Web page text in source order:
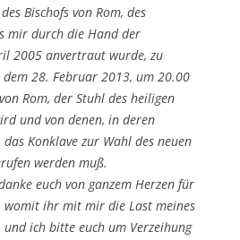
Bischofs von Rom, des
mir durch die Hand der
2005 anvertraut wurde, zu
28. Februar 2013, um 20.00
Rom, der Stuhl des heiligen
und von denen, in deren
Konklave zur Wahl des neuen
werden muß.
euch von ganzem Herzen für
womit ihr mit mir die Last meines
ich bitte euch um Verzeihung